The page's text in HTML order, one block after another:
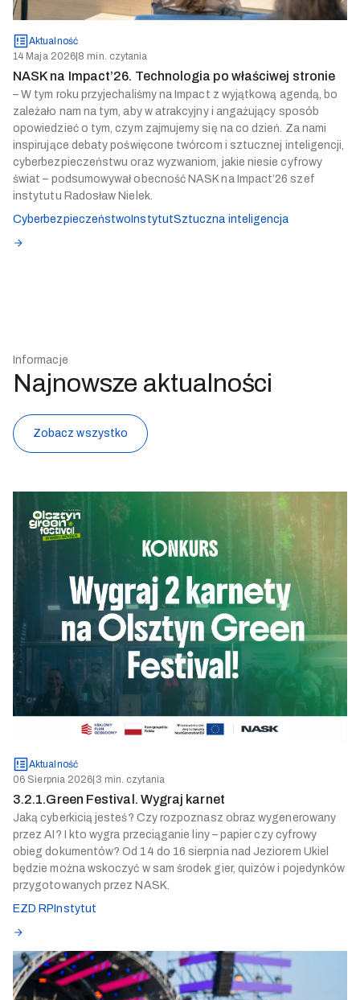
Aktualność
14 Maja 2026|8 min. czytania
NASK na Impact’26. Technologia po właściwej stronie
– W tym roku przyjechaliśmy na Impact z wyjątkową agendą, bo
zależało nam na tym, aby w atrakcyjny i angażujący sposób
opowiedzieć o tym, czym zajmujemy się na co dzień. Za nami
inspirujące debaty poświęcone twórcom i sztucznej inteligencji,
cyberbezpieczeństwu oraz wyzwaniom, jakie niesie cyfrowy
świat – podsumowywał obecność NASK na Impact’26 szef
instytutu Radosław Nielek.
Cyberbezpieczeństwo InstytutSztuczna inteligencja
Informacje
Najnowsze aktualności
Zobacz wszystko
Aktualność
06 Sierpnia 2026| 3 min. czytania
3.2.1.Green Festival. Wygraj karnet
Jaką cyberkicią jesteś? Czy rozpoznasz obraz wygenerowany
przez AI? I kto wygra przeciąganie liny – papier czy cyfrowy
obieg dokumentów? Od 14 do 16 sierpnia nad Jeziorem Ukiel
będzie można wskoczyć w sam środek gier, quizów i pojedynków
przygotowanych przez NASK.
EZD RP Instytut